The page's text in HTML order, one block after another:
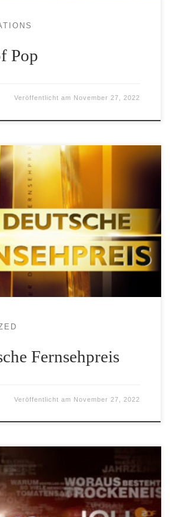
Pop
Veröffentlicht am November 27, 2022
Fernsehpreis
Veröffentlicht am November 27, 2022